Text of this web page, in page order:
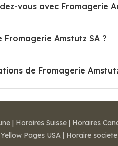
vous avec Fromagerie
Fromagerie Amstutz SA ?
de Fromagerie
| Horaires Suisse | Horaires
Yellow Pages USA | Horaire societe